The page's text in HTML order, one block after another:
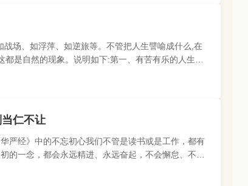
场、如浮萍、如逆旅等。不管把人生譬喻成什么,在
是自然的现象。说明如下:第一、有苦有乐的人生是
仁不让
严经》中的不忘初心我们不管是读书或是工作，都有
的一念，都会永远精进、永远奋起，不会懈怠、不会